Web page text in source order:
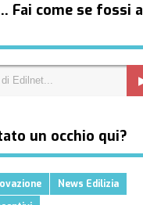
Fai come se fossi a
un occhio qui?
News Edilizia